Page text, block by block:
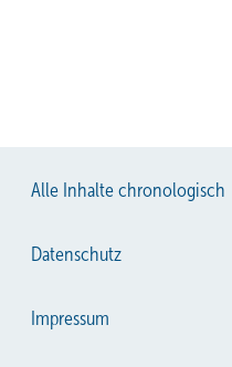
Alle Inhalte chronologisch
Datenschutz
Impressum